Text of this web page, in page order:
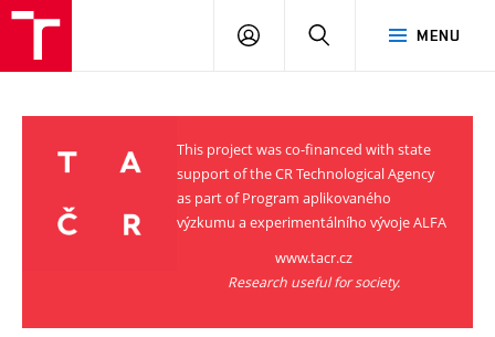
MENU
LOG
SEARCH
This project was co-financed with state
support of the CR Technological Agency
as part of Program aplikovaného
výzkumu a experimentálního vývoje ALFA
www.tacr.cz
Research useful for society.